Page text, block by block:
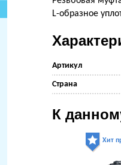
L-образное
Артикул
Страна
К
Хит